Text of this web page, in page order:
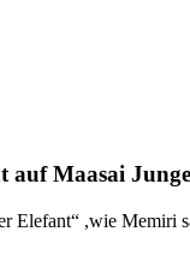
auf Maasai
Elefant“ ,wie Memiri